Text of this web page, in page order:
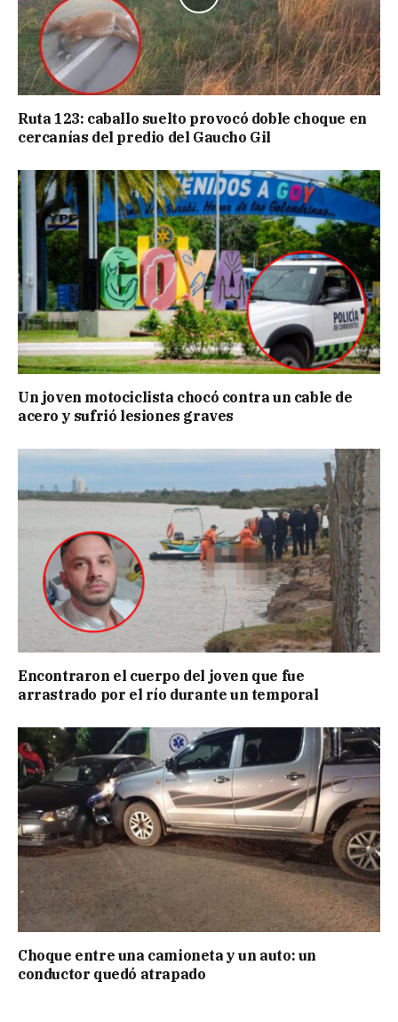
Ruta 123: caballo suelto provocó doble choque en
cercanías del predio del Gaucho Gil
Un joven motociclista chocó contra un cable de
acero y sufrió lesiones graves
Encontraron el cuerpo del joven que fue
arrastrado por el río durante un temporal
Choque entre una camioneta y un auto: un
conductor quedó atrapado